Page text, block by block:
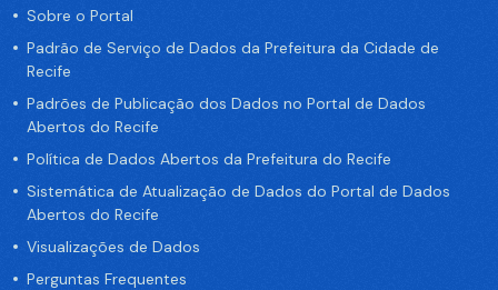
Sobre o Portal
Padrão de Serviço de Dados da Prefeitura da Cidade de
Recife
Padrões de Publicação dos Dados no Portal de Dados
Abertos do Recife
Política de Dados Abertos da Prefeitura do Recife
Sistemática de Atualização de Dados do Portal de Dados
Abertos do Recife
Visualizações de Dados
Perguntas Frequentes